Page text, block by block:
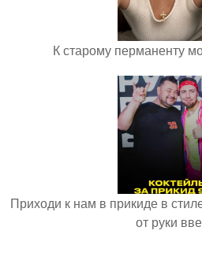
К старому перманенту
Приходи к нам в прикиде в
от руки